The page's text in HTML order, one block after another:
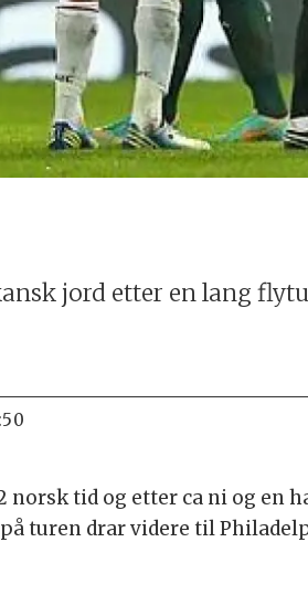
jord etter en lang
norsk tid og etter ca ni og en
turen drar videre til